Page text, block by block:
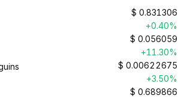
$ 0.831306
+0.40%
$ 0.056059
+11.30%
$ 0.00622675
+3.50%
$ 0.689866